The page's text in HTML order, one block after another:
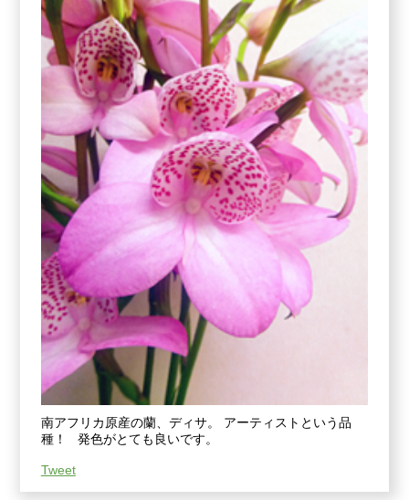
南アフリカ原産の蘭、ディサ。 アーティストという品
種！ 発色がとても良いです。
Tweet